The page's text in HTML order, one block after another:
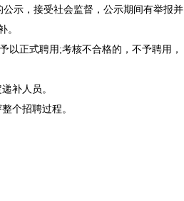
示，接受社会监督，公示期间有举报并
。
正式聘用;考核不合格的，不予聘用，
补人员。
整个招聘过程。